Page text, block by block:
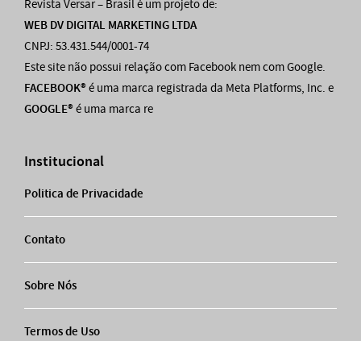
Revista Versar – Brasil é um projeto de:
WEB DV DIGITAL MARKETING LTDA
CNPJ: 53.431.544/0001-74
Este site não possui relação com Facebook nem com Google.
FACEBOOK®é uma marca registrada da Meta Platforms, Inc. e
GOOGLE®é uma marca re
Institucional
Politica de Privacidade
Contato
Sobre Nós
Termos de Uso